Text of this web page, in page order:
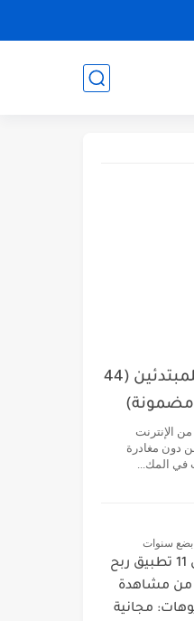
طرق الربح من الإنترنت للمبتدئين (44
الإنترنت
دون مغادرة
في المك...
بضع سنوات
أفضل 11 تطبيق ربح
من مشاهدة
مجانية